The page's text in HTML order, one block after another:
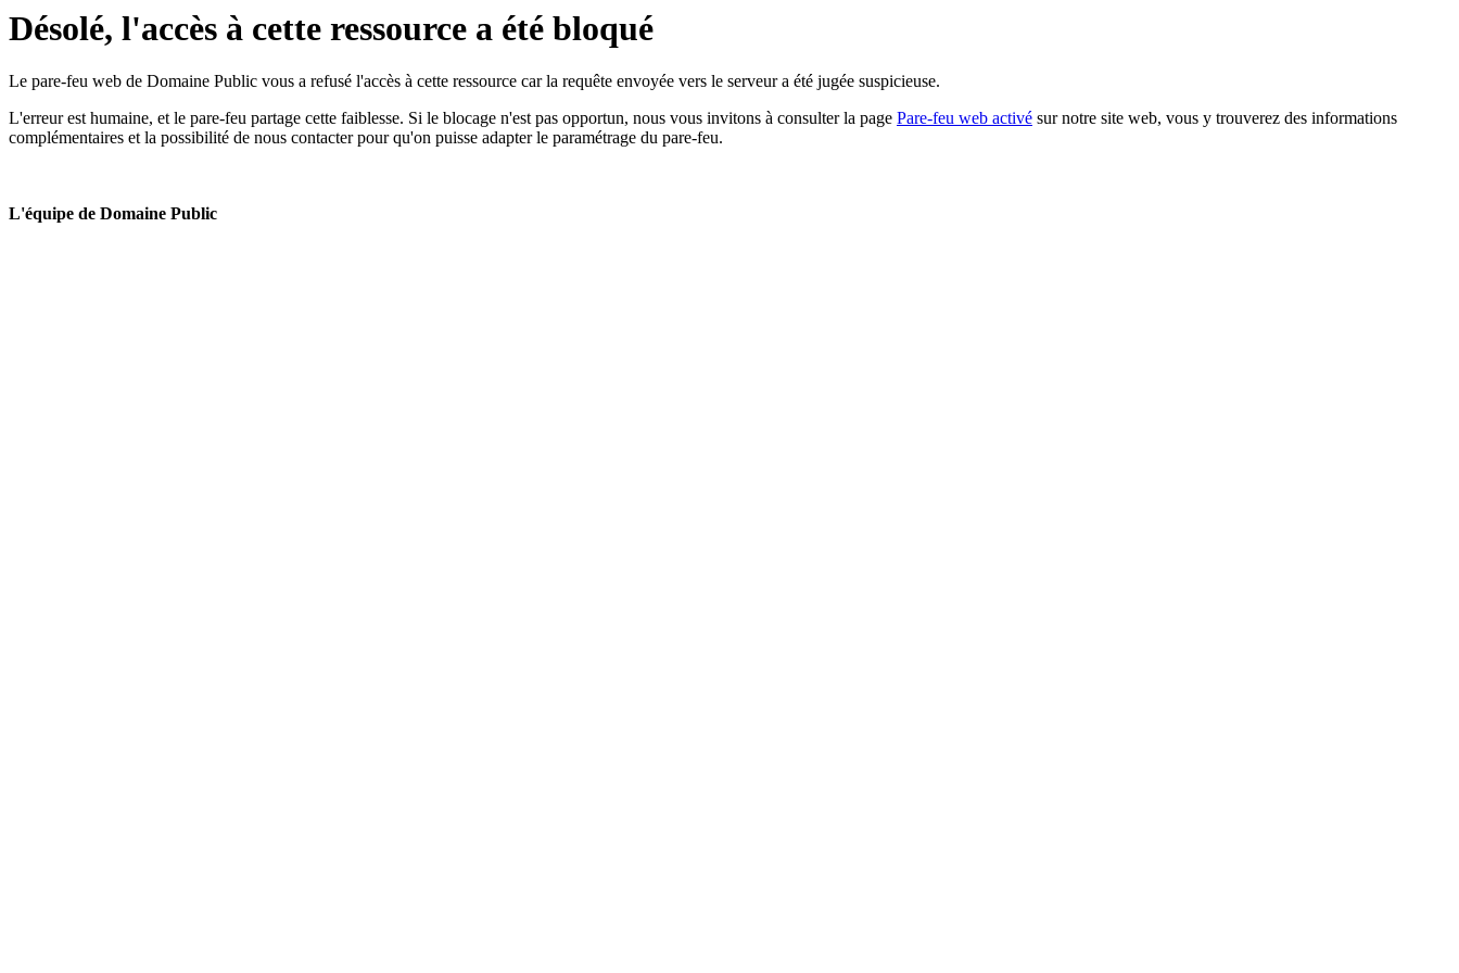
Désolé, l'accès à cette ressource a été bloqué
Le pare-feu web de Domaine Public vous a refusé l'accès à cette ressource car la requête envoyée vers le serveur a été jugée suspicieuse.
L'erreur est humaine, et le pare-feu partage cette faiblesse. Si le blocage n'est pas opportun, nous vous invitons à consulter la page Pare-feu web activé sur notre site web, vous y trouverez des informations
complémentaires et la possibilité de nous contacter pour qu'on puisse adapter le paramétrage du pare-feu.
L'équipe de Domaine Public